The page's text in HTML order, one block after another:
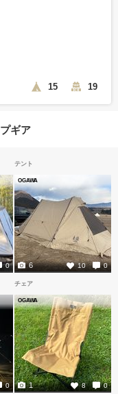
15 19
ギア
0
テント
OGAWA
10 0
6
0
チェア
OGAWA
8 0
1